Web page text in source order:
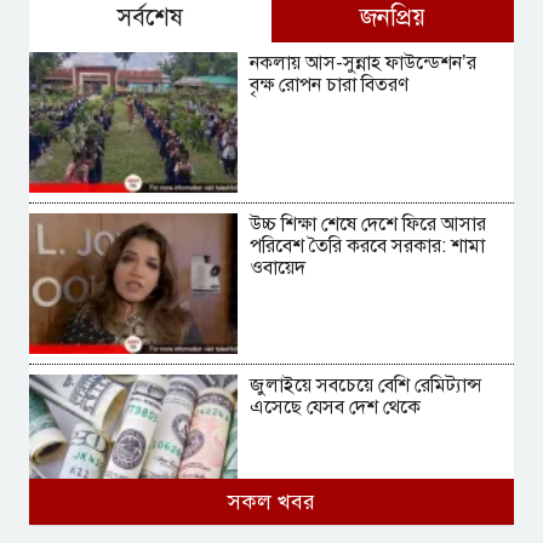
সর্বশেষ জনপ্রিয়
নকলায় আস-সুন্নাহ ফাউন্ডেশন’র
বৃক্ষ রোপন চারা বিতরণ
উচ্চ শিক্ষা শেষে দেশে ফিরে আসার
পরিবেশ তৈরি করবে সরকার: শামা
ওবায়েদ
জুলাইয়ে সবচেয়ে বেশি রেমিট্যান্স
এসেছে যেসব দেশ থেকে
সকল খবর